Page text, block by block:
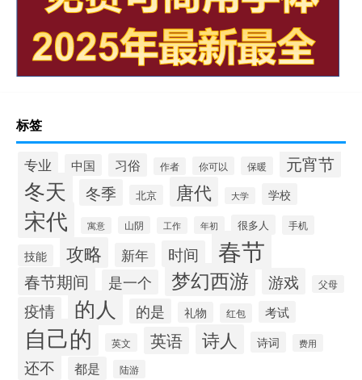
标签
专业 中国 习俗 作者 你可以 保暖 元宵节
冬天 冬季 北京 唐代 大学 学校
宋代 寓意 山阴 工作 年初 很多人 手机
技能 攻略 新年 时间 春节
春节期间 是一个 梦幻西游 游戏 父母
疫情 的人 的是 礼物 红包 考试
自己的 英文 英语 诗人 诗词 费用
还不 都是 陆游